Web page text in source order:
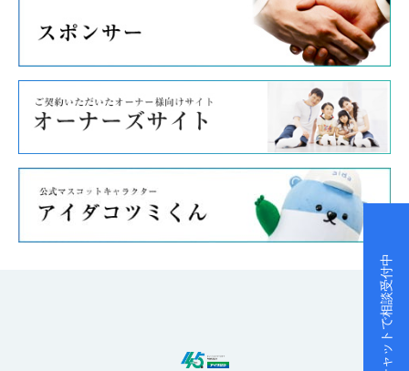
チャットで相談受付中